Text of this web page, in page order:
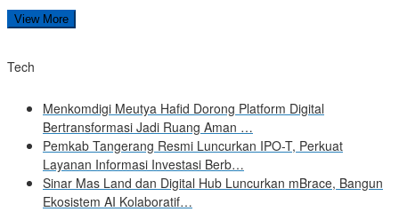
View More
Tech
Menkomdigi Meutya Hafid Dorong Platform Digital
Bertransformasi Jadi Ruang Aman …
Pemkab Tangerang Resmi Luncurkan IPO-T, Perkuat
Layanan Informasi Investasi Berb…
Sinar Mas Land dan Digital Hub Luncurkan mBrace, Bangun
Ekosistem AI Kolaboratif…